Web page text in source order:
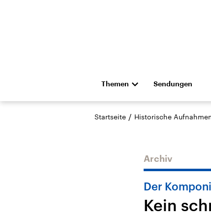
Themen
Die Nachrichten Politik
Hörspiel und Feature
Landtagswahl Sachsen-
Sendungen
Startseite / Historische
Archiv
Der
Kein